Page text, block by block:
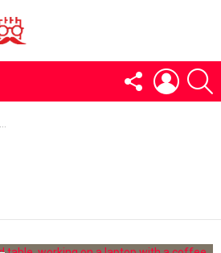
FOLLOW
US
LOGIN